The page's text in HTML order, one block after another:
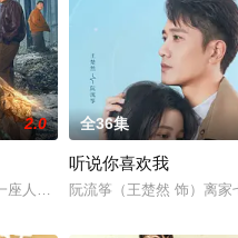
，展现两位跨时代的年轻人在守
年代初期，生长在林区三个出身
2.0
座人口两万人的小城市——双鱼河
全36集
听说你喜欢我
阮流筝（王楚然 饰）离